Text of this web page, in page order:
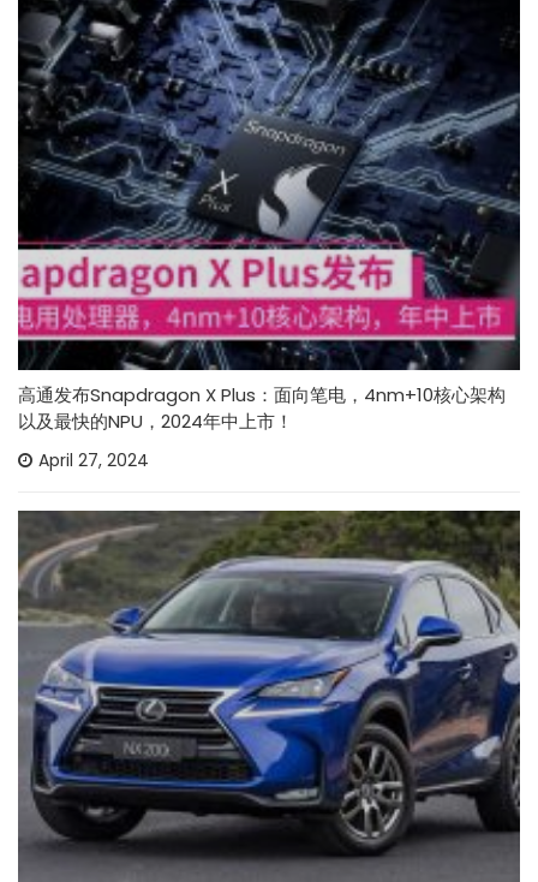
高通发布Snapdragon X Plus：面向笔电，4nm+10核心架构
以及最快的NPU，2024年中上市！
April 27, 2024